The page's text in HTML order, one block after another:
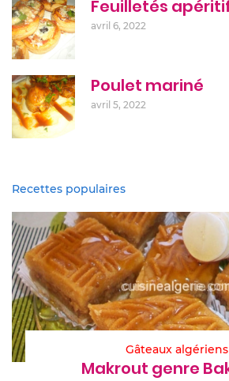
Feuilletés
avril 6, 2022
Poulet mariné
avril 5, 2022
Recettes populaires
Gâteaux algériens
Makrout genre